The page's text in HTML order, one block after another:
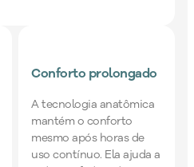
Conforto prolongado
A tecnologia anatômica
mantém o conforto
mesmo após horas de
uso contínuo. Ela ajuda a